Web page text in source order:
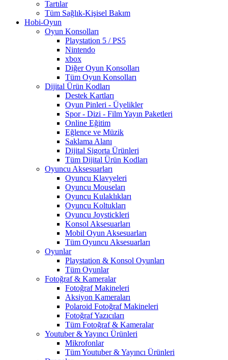
Tartılar
Tüm Sağlık-Kişisel Bakım
Hobi-Oyun
Oyun Konsolları
Playstation 5 / PS5
Nintendo
xbox
Diğer Oyun Konsolları
Tüm Oyun Konsolları
Dijital Ürün Kodları
Destek Kartları
Oyun Pinleri - Üyelikler
Spor - Dizi - Film Yayın Paketleri
Online Eğitim
Eğlence ve Müzik
Saklama Alanı
Dijital Sigorta Ürünleri
Tüm Dijital Ürün Kodları
Oyuncu Aksesuarları
Oyuncu Klavyeleri
Oyuncu Mouseları
Oyuncu Kulaklıkları
Oyuncu Koltukları
Oyuncu Joystickleri
Konsol Aksesuarları
Mobil Oyun Aksesuarları
Tüm Oyuncu Aksesuarları
Oyunlar
Playstation & Konsol Oyunları
Tüm Oyunlar
Fotoğraf & Kameralar
Fotoğraf Makineleri
Aksiyon Kameraları
Polaroid Fotoğraf Makineleri
Fotoğraf Yazıcıları
Tüm Fotoğraf & Kameralar
Youtuber & Yayıncı Ürünleri
Mikrofonlar
Tüm Youtuber & Yayıncı Ürünleri